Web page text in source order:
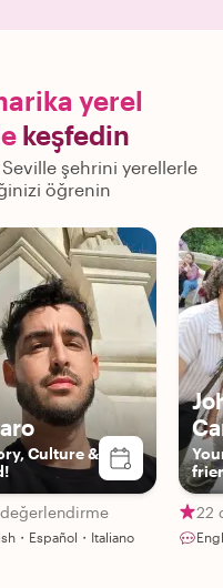
yerel
keşfedin
şehrini yerellerle
öğrenin
Culture &
・Español・Italiano
22